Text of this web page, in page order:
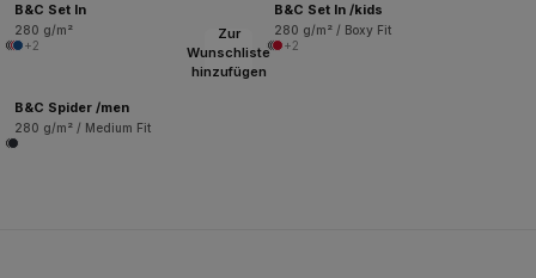
B&C Set In
280 g/m²
+2
B&C Set In /kids
280 g/m² / Boxy Fit
+2
Zur
Wunschliste
hinzufügen
B&C Spider /men
280 g/m² / Medium Fit